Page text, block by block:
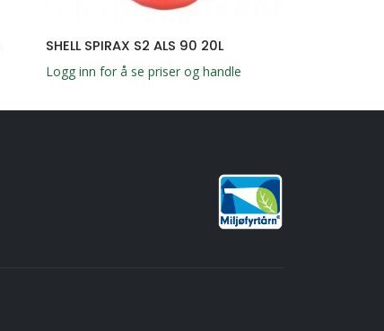
SHELL SPIRAX S2 ALS 90 20L
Logg inn for å se priser og handle